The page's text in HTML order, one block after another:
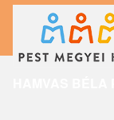
tartalomra